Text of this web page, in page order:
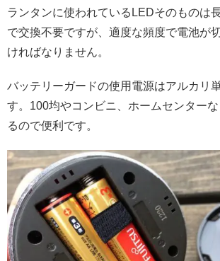
ランタンに使われているLEDそのものは
で交換不要ですが、適度な頻度で電池が
ければなりません。
バッテリーガードの使用電源はアルカリ
す。100均やコンビニ、ホームセンター
るので便利です。